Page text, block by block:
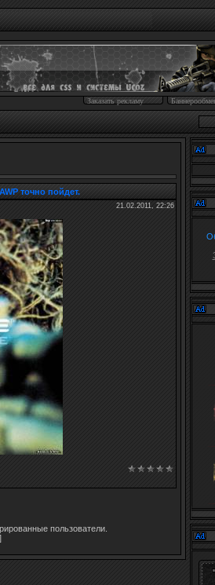
Заказать рекламу
точно пойдет.
21.02.2011, 22:26
пользователи.
]